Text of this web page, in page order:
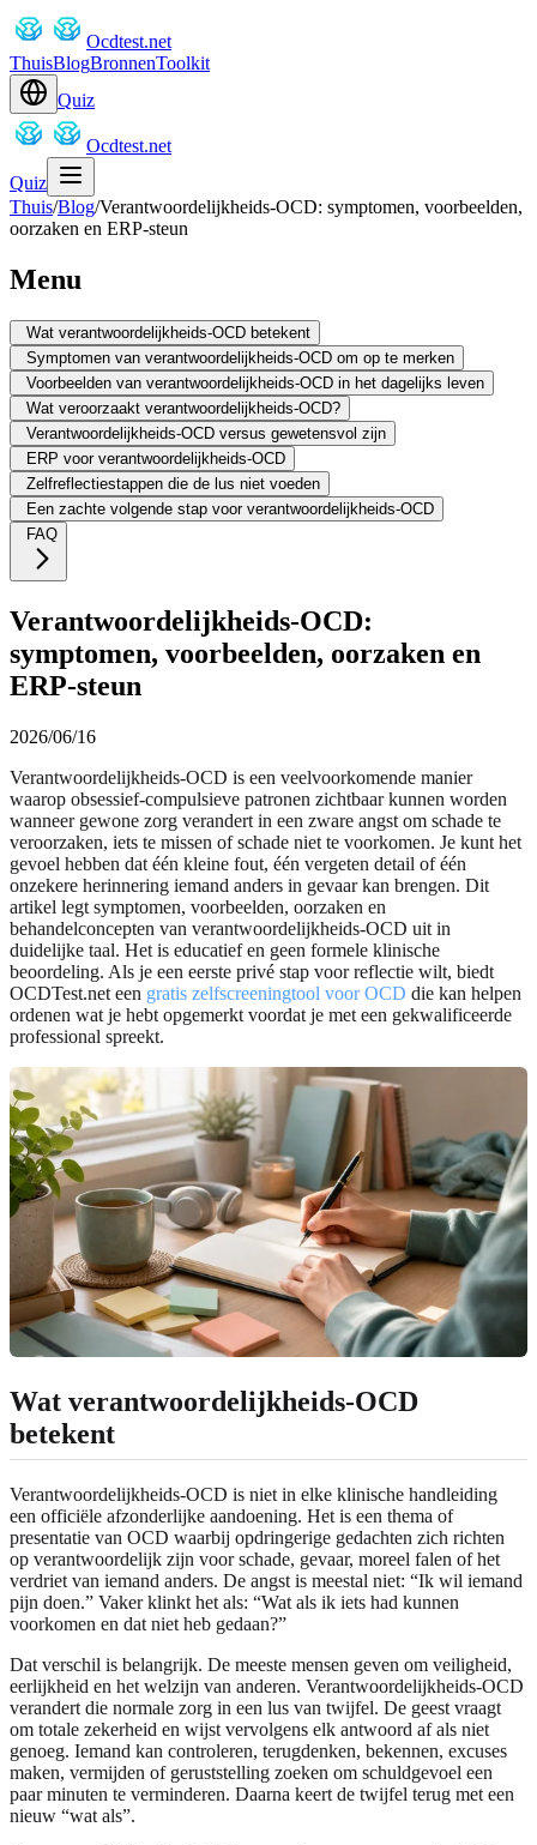
Ocdtest.net
ThuisBlogBronnenToolkit
Quiz
Ocdtest.net
Quiz
Thuis/Blog/Verantwoordelijkheids-OCD: symptomen, voorbeelden,
oorzaken en ERP-steun
Menu
Wat verantwoordelijkheids-OCD betekent
Symptomen van verantwoordelijkheids-OCD om op te merken
Voorbeelden van verantwoordelijkheids-OCD in het dagelijks leven
Wat veroorzaakt verantwoordelijkheids-OCD?
Verantwoordelijkheids-OCD versus gewetensvol zijn
ERP voor verantwoordelijkheids-OCD
Zelfreflectiestappen die de lus niet voeden
Een zachte volgende stap voor verantwoordelijkheids-OCD
FAQ
Verantwoordelijkheids-OCD:
symptomen, voorbeelden, oorzaken en
ERP-steun
2026/06/16
Verantwoordelijkheids-OCD is een veelvoorkomende manier
waarop obsessief-compulsieve patronen zichtbaar kunnen worden
wanneer gewone zorg verandert in een zware angst om schade te
veroorzaken, iets te missen of schade niet te voorkomen. Je kunt het
gevoel hebben dat één kleine fout, één vergeten detail of één
onzekere herinnering iemand anders in gevaar kan brengen. Dit
artikel legt symptomen, voorbeelden, oorzaken en
behandelconcepten van verantwoordelijkheids-OCD uit in
duidelijke taal. Het is educatief en geen formele klinische
beoordeling. Als je een eerste privé stap voor reflectie wilt, biedt
OCDTest.net een gratis zelfscreeningtool voor OCD die kan helpen
ordenen wat je hebt opgemerkt voordat je met een gekwalificeerde
professional spreekt.
Wat verantwoordelijkheids-OCD
betekent
Verantwoordelijkheids-OCD is niet in elke klinische handleiding
een officiële afzonderlijke aandoening. Het is een thema of
presentatie van OCD waarbij opdringerige gedachten zich richten
op verantwoordelijk zijn voor schade, gevaar, moreel falen of het
verdriet van iemand anders. De angst is meestal niet: “Ik wil iemand
pijn doen.” Vaker klinkt het als: “Wat als ik iets had kunnen
voorkomen en dat niet heb gedaan?”
Dat verschil is belangrijk. De meeste mensen geven om veiligheid,
eerlijkheid en het welzijn van anderen. Verantwoordelijkheids-OCD
verandert die normale zorg in een lus van twijfel. De geest vraagt
om totale zekerheid en wijst vervolgens elk antwoord af als niet
genoeg. Iemand kan controleren, terugdenken, bekennen, excuses
maken, vermijden of geruststelling zoeken om schuldgevoel een
paar minuten te verminderen. Daarna keert de twijfel terug met een
nieuw “wat als”.